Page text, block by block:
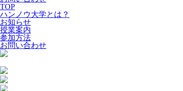
TOP
ハンノウ大学とは？
お知らせ
授業案内
参加方法
お問い合わせ